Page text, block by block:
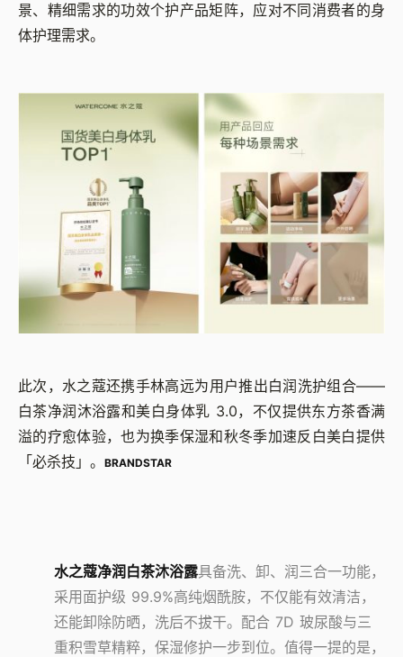
景、精细需求的功效个护产品矩阵，应对不同消费者的身
体护理需求。
此次，水之蔻还携手林高远为用户推出白润洗护组合——
白茶净润沐浴露和美白身体乳 3.0，不仅提供东方茶香满
溢的疗愈体验，也为换季保湿和秋冬季加速反白美白提供
「必杀技」。
BRANDSTAR
水之蔻净润白茶沐浴露具备洗、卸、润三合一功能，
采用面护级 99.9%高纯烟酰胺，不仅能有效清洁，
还能卸除防晒，洗后不拔干。配合 7D 玻尿酸与三
重积雪草精粹，保湿修护一步到位。值得一提的是，